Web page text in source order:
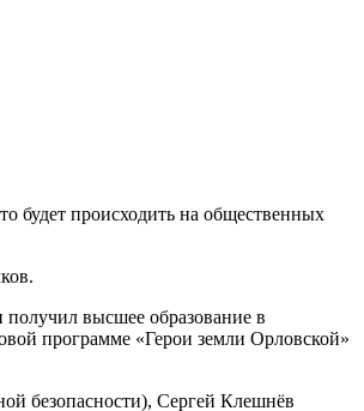
будет происходить на общественных
высшее образование в
программе «Герои земли Орловской»
безопасности), Сергей Клешнёв